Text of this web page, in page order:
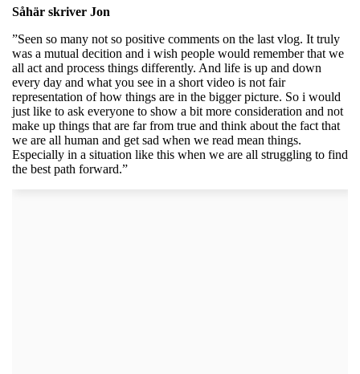
Såhär skriver Jon
”Seen so many not so positive comments on the last vlog. It truly
was a mutual decition and i wish people would remember that we
all act and process things differently. And life is up and down
every day and what you see in a short video is not fair
representation of how things are in the bigger picture. So i would
just like to ask everyone to show a bit more consideration and not
make up things that are far from true and think about the fact that
we are all human and get sad when we read mean things.
Especially in a situation like this when we are all struggling to find
the best path forward.”